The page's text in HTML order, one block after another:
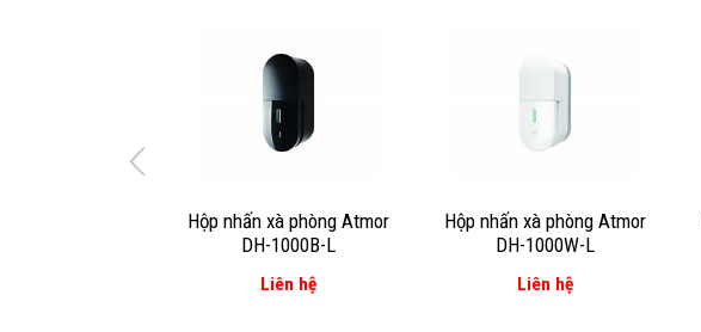
Hộp nhấn xà phòng Atmor
DH-1000B-L
Liên hệ
Hộp nhấn xà phòng Atmor
DH-1000W-L
Liên hệ